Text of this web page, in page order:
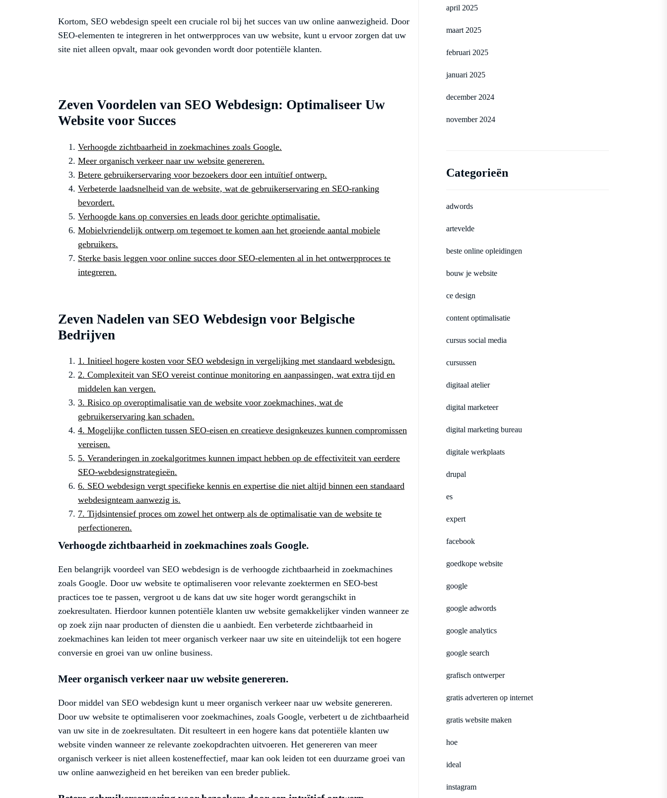
Kortom, SEO webdesign speelt een cruciale rol bij het succes van uw online aanwezigheid. Door
SEO-elementen te integreren in het ontwerpproces van uw website, kunt u ervoor zorgen dat uw
site niet alleen opvalt, maar ook gevonden wordt door potentiële klanten.
Zeven Voordelen van SEO Webdesign: Optimaliseer Uw
Website voor Succes
Verhoogde zichtbaarheid in zoekmachines zoals Google.
Meer organisch verkeer naar uw website genereren.
Betere gebruikerservaring voor bezoekers door een intuïtief ontwerp.
Verbeterde laadsnelheid van de website, wat de gebruikerservaring en SEO-ranking
bevordert.
Verhoogde kans op conversies en leads door gerichte optimalisatie.
Mobielvriendelijk ontwerp om tegemoet te komen aan het groeiende aantal mobiele
gebruikers.
Sterke basis leggen voor online succes door SEO-elementen al in het ontwerpproces te
integreren.
Zeven Nadelen van SEO Webdesign voor Belgische
Bedrijven
1. Initieel hogere kosten voor SEO webdesign in vergelijking met standaard webdesign.
2. Complexiteit van SEO vereist continue monitoring en aanpassingen, wat extra tijd en
middelen kan vergen.
3. Risico op overoptimalisatie van de website voor zoekmachines, wat de
gebruikerservaring kan schaden.
4. Mogelijke conflicten tussen SEO-eisen en creatieve designkeuzes kunnen compromissen
vereisen.
5. Veranderingen in zoekalgoritmes kunnen impact hebben op de effectiviteit van eerdere
SEO-webdesignstrategieën.
6. SEO webdesign vergt specifieke kennis en expertise die niet altijd binnen een standaard
webdesignteam aanwezig is.
7. Tijdsintensief proces om zowel het ontwerp als de optimalisatie van de website te
perfectioneren.
Verhoogde zichtbaarheid in zoekmachines zoals Google.
Een belangrijk voordeel van SEO webdesign is de verhoogde zichtbaarheid in zoekmachines
zoals Google. Door uw website te optimaliseren voor relevante zoektermen en SEO-best
practices toe te passen, vergroot u de kans dat uw site hoger wordt gerangschikt in
zoekresultaten. Hierdoor kunnen potentiële klanten uw website gemakkelijker vinden wanneer ze
op zoek zijn naar producten of diensten die u aanbiedt. Een verbeterde zichtbaarheid in
zoekmachines kan leiden tot meer organisch verkeer naar uw site en uiteindelijk tot een hogere
conversie en groei van uw online business.
Meer organisch verkeer naar uw website genereren.
Door middel van SEO webdesign kunt u meer organisch verkeer naar uw website genereren.
Door uw website te optimaliseren voor zoekmachines, zoals Google, verbetert u de zichtbaarheid
van uw site in de zoekresultaten. Dit resulteert in een hogere kans dat potentiële klanten uw
website vinden wanneer ze relevante zoekopdrachten uitvoeren. Het genereren van meer
organisch verkeer is niet alleen kosteneffectief, maar kan ook leiden tot een duurzame groei van
uw online aanwezigheid en het bereiken van een breder publiek.
april 2025
maart 2025
februari 2025
januari 2025
december 2024
november 2024
Categorieën
adwords
artevelde
beste online opleidingen
bouw je website
ce design
content optimalisatie
cursus social media
cursussen
digitaal atelier
digital marketeer
digital marketing bureau
digitale werkplaats
drupal
es
expert
facebook
goedkope website
google
google adwords
google analytics
google search
grafisch ontwerper
gratis adverteren op internet
gratis website maken
hoe
ideal
instagram